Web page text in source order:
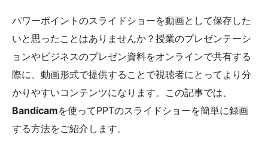
パワーポイントのスライドショーを動画として保存した
いと思ったことはありませんか？授業のプレゼンテーシ
ョンやビジネスのプレゼン資料をオンラインで共有する
際に、動画形式で提供することで視聴者にとってより分
かりやすいコンテンツになります。この記事では、
Bandicamを使ってPPTのスライドショーを簡単に録画
する方法をご紹介します。